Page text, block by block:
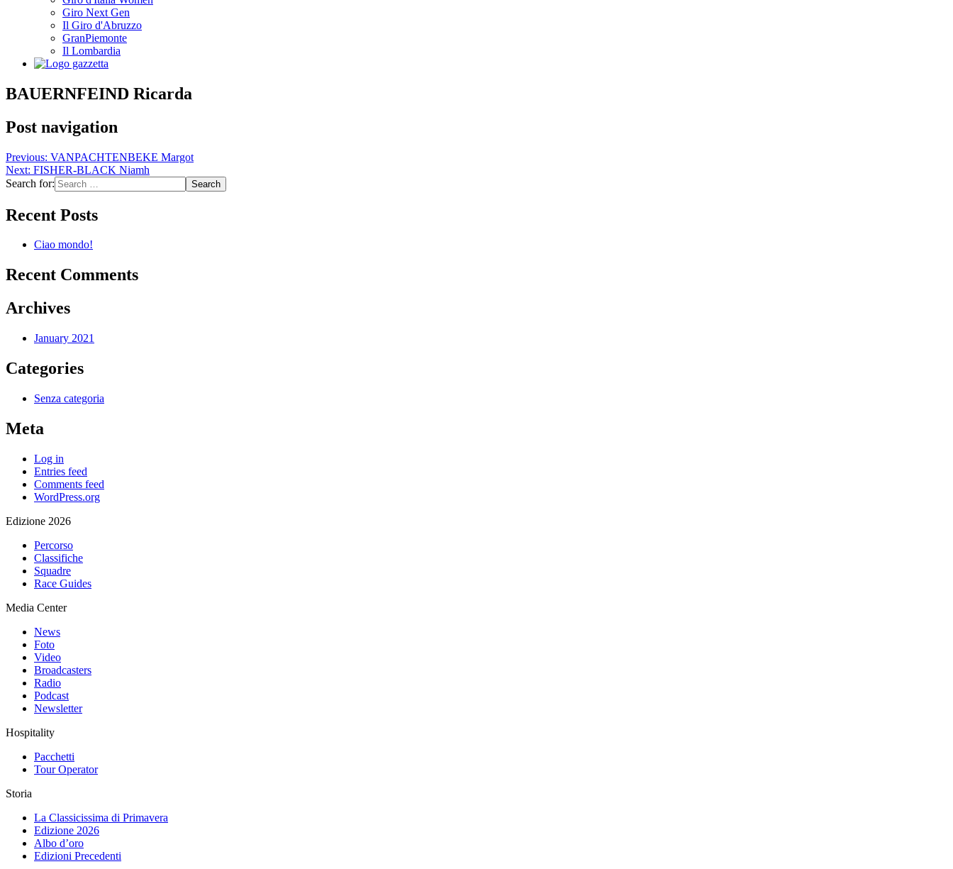
Giro Next Gen
Il Giro d'Abruzzo
GranPiemonte
Il Lombardia
BAUERNFEIND Ricarda
Post navigation
Previous: VANPACHTENBEKE Margot
Next: FISHER-BLACK Niamh
Search for:
Recent Posts
Ciao mondo!
Recent Comments
Archives
January 2021
Categories
Senza categoria
Meta
Log in
Entries feed
Comments feed
WordPress.org
Edizione 2026
Percorso
Classifiche
Squadre
Race Guides
Media Center
News
Foto
Video
Broadcasters
Radio
Podcast
Newsletter
Hospitality
Pacchetti
Tour Operator
Storia
La Classicissima di Primavera
Edizione 2026
Albo d’oro
Edizioni Precedenti